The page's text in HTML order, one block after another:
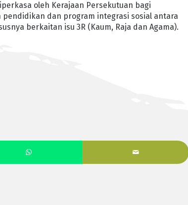
oleh Kerajaan Persekutuan bagi
dan program integrasi sosial antara
berkaitan isu 3R (Kaum, Raja dan Agama).